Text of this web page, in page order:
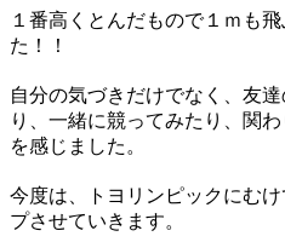
１番高くとんだもので１ｍも
た！！
自分の気づきだけでなく、友
り、一緒に競ってみたり、関
を感じました。
今度は、トヨリンピックにむ
プさせていきます。